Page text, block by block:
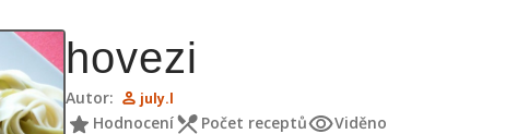
hovezi
Autor: july.l
Hodnocení Počet receptů Viděno